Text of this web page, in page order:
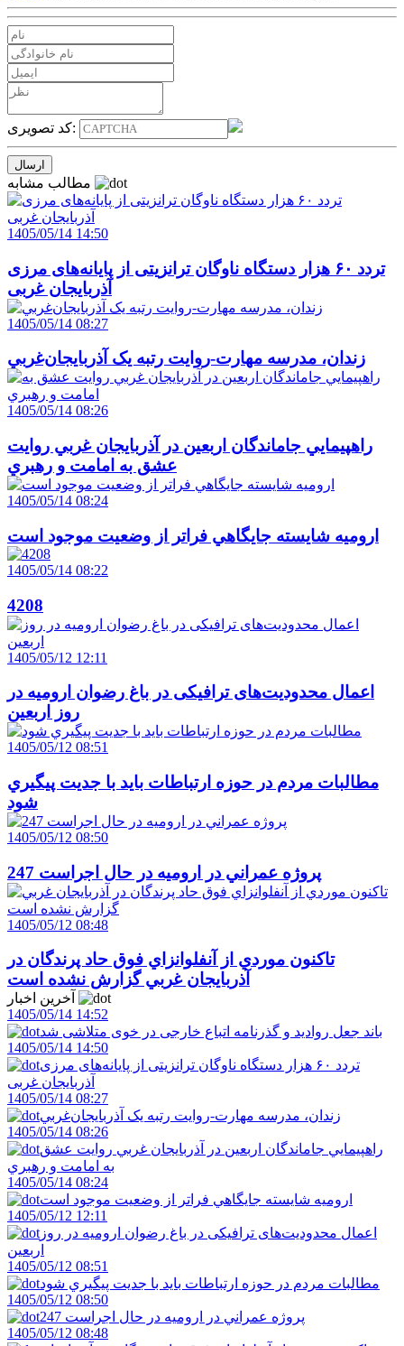
کد تصویری:
1405/05/14 14:50
تردد ۶۰ هزار دستگاه ناوگان ترانزیتی از پایانه‌های مرزی
آذربایجان ‌غربی
1405/05/14 08:27
زندان، مدرسه مهارت-روايت رتبه يک آذربايجان‌غربي
1405/05/14 08:26
راهپيمايي جاماندگان اربعين در آذربايجان غربي روايت
عشق به امامت و رهبري
1405/05/14 08:24
اروميه شايسته جايگاهي فراتر از وضعيت موجود است
1405/05/14 08:22
4208
1405/05/12 12:11
اعمال محدودیت‌های ترافیکی در باغ رضوان ارومیه در
روز اربعین
1405/05/12 08:51
مطالبات مردم در حوزه ارتباطات بايد با جديت پيگيري
شود
1405/05/12 08:50
247 پروژه عمراني در اروميه در حال اجراست
1405/05/12 08:48
تاکنون موردي از آنفلوانزاي فوق حاد پرندگان در
آذربايجان غربي گزارش نشده است
1405/05/14 14:52
باند جعل روادید و گذرنامه اتباع خارجی در خوی متلاشی شد
1405/05/14 14:50
تردد ۶۰ هزار دستگاه ناوگان ترانزیتی از پایانه‌های مرزی
آذربایجان ‌غربی
1405/05/14 08:27
زندان، مدرسه مهارت-روايت رتبه يک آذربايجان‌غربي
1405/05/14 08:26
راهپيمايي جاماندگان اربعين در آذربايجان غربي روايت عشق
به امامت و رهبري
1405/05/14 08:24
اروميه شايسته جايگاهي فراتر از وضعيت موجود است
1405/05/12 12:11
اعمال محدودیت‌های ترافیکی در باغ رضوان ارومیه در روز
اربعین
1405/05/12 08:51
مطالبات مردم در حوزه ارتباطات بايد با جديت پيگيري شود
1405/05/12 08:50
247 پروژه عمراني در اروميه در حال اجراست
1405/05/12 08:48